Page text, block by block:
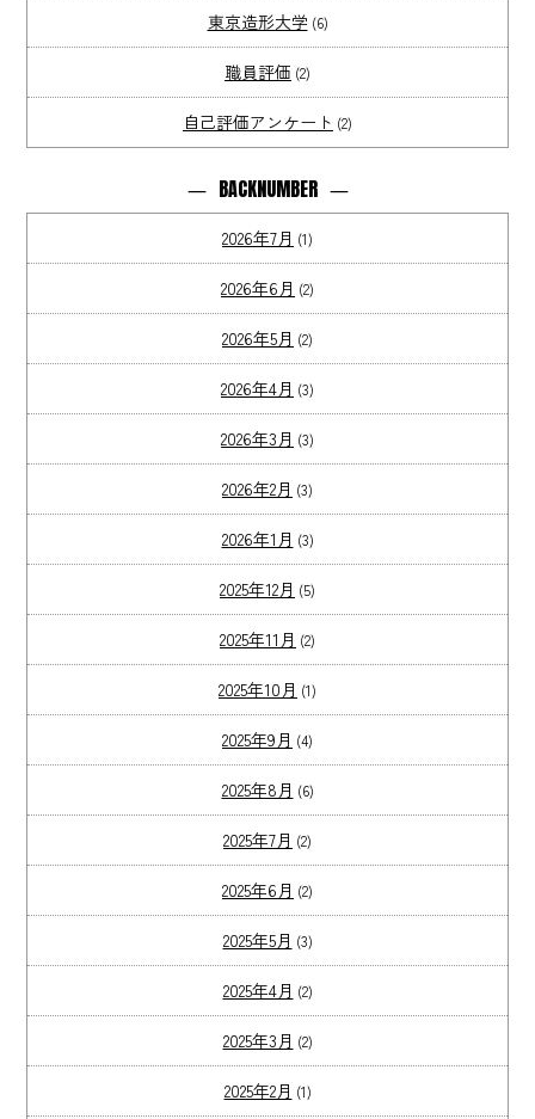
東京造形大学 (6)
職員評価 (2)
自己評価アンケート (2)
BACKNUMBER
2026年7月 (1)
2026年6月 (2)
2026年5月 (2)
2026年4月 (3)
2026年3月 (3)
2026年2月 (3)
2026年1月 (3)
2025年12月 (5)
2025年11月 (2)
2025年10月 (1)
2025年9月 (4)
2025年8月 (6)
2025年7月 (2)
2025年6月 (2)
2025年5月 (3)
2025年4月 (2)
2025年3月 (2)
2025年2月 (1)